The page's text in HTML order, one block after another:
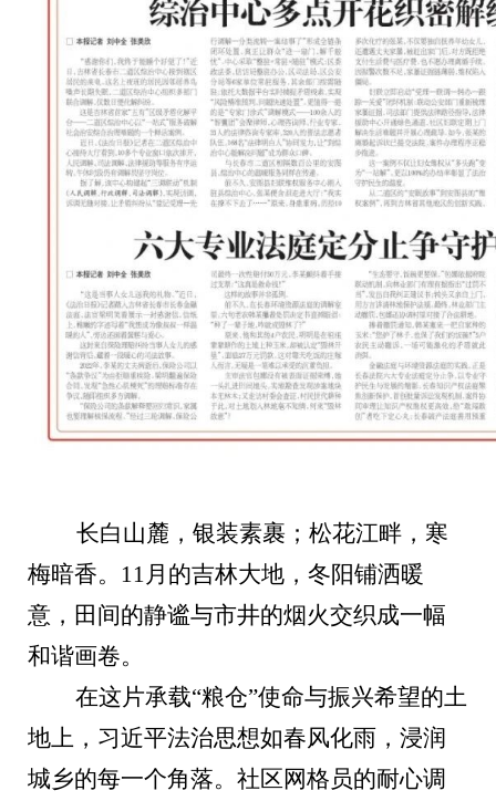
长白山麓，银装素裹；松花江畔，寒
梅暗香。11月的吉林大地，冬阳铺洒暖
意，田间的静谧与市井的烟火交织成一幅
和谐画卷。
在这片承载“粮仓”使命与振兴希望的土
地上，习近平法治思想如春风化雨，浸润
城乡的每一个角落。社区网格员的耐心调